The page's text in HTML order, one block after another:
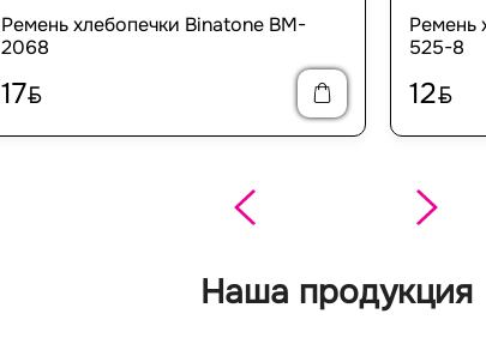
Ремень хлебопечки Binatone BM-
2068
17BYN
Ремень
525-8
12BYN
Наша продукция